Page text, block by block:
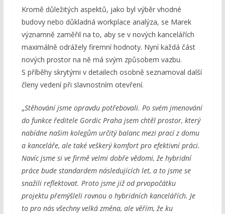
Kromě důležitých aspektů, jako byl výběr vhodné
budovy nebo důkladná workplace analýza, se Marek
významně zaměřil na to, aby se v nových kancelářích
maximálně odrážely firemní hodnoty. Nyní každá část
nových prostor na ně má svým způsobem vazbu.
S příběhy skrytými v detailech osobně seznamoval další
členy vedení při slavnostním otevření.
„Stěhování jsme opravdu potřebovali. Po svém jmenování
do funkce ředitele Gordic Praha jsem chtěl prostor, který
nabídne našim kolegům určitý balanc mezi prací z domu
a kanceláře, ale také veškerý komfort pro efektivní práci.
Navíc jsme si ve firmě velmi dobře vědomi, že hybridní
práce bude standardem následujících let, a to jsme se
snažili reflektovat. Proto jsme již od prvopočátku
projektu přemýšleli rovnou o hybridních kancelářích. Je
to pro nás všechny velká změna, ale věřím, že ku